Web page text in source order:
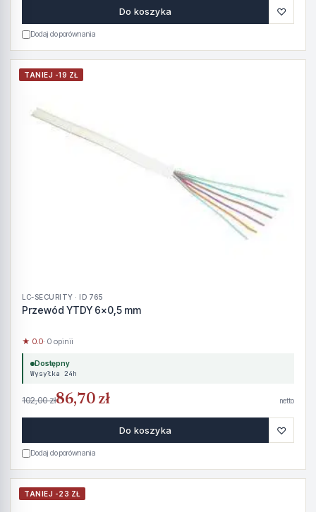
Do koszyka ♡
Dodaj do porównania
TANIEJ -19 ZŁ
LC-SECURITY · ID 765
Przewód YTDY 6x0,5 mm
★ 0.0· 0 opinii
Dostępny
Wysyłka 24h
102,00 zł86,70 zł netto
Do koszyka ♡
Dodaj do porównania
TANIEJ -23 ZŁ